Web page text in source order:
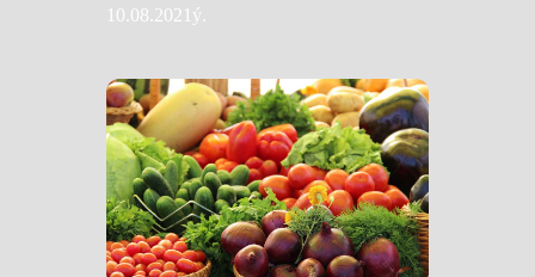
10.08.2021ý.